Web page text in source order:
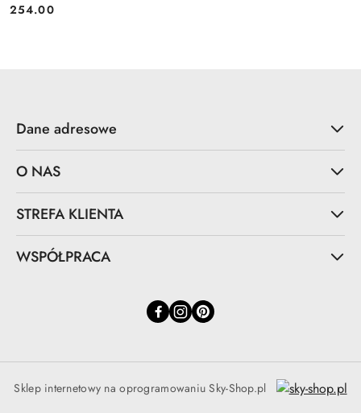
Cena:
254.00
Dane adresowe
O NAS
STREFA KLIENTA
WSPÓŁPRACA
Sklep internetowy na oprogramowaniu Sky-Shop.pl